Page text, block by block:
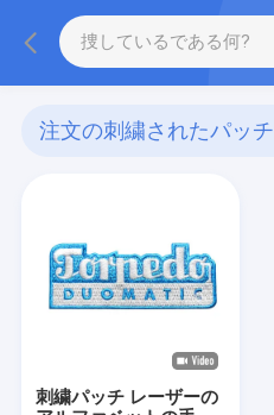
注文の刺繍されたパッチ
刺繍パッチ レーザーの